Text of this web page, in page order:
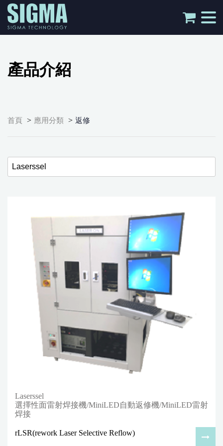
產品介紹
首頁 > 應用分類 > 返修
Laserssel
選擇性面雷射焊接機/MiniLED自動返修機/MiniLED雷射
焊接
rLSR(rework Laser Selective Reflow)